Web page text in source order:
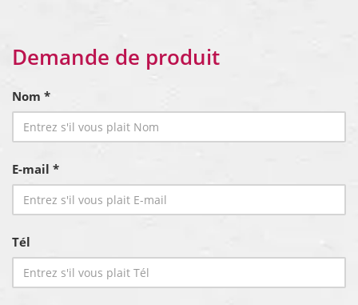
Demande de produit
Nom *
E-mail *
Tél